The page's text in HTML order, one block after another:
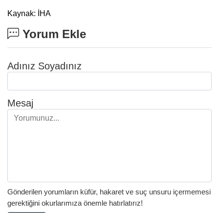
Kaynak: İHA
Yorum Ekle
Adınız Soyadınız
Mesaj
Gönderilen yorumların küfür, hakaret ve suç unsuru içermemesi
gerektiğini okurlarımıza önemle hatırlatırız!